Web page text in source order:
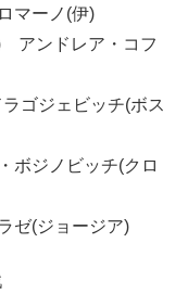
マーノ(伊)
アンドレア・コフ
ゴジェビッチ(ボス
ジノビッチ(クロ
ゼ(ジョージア)